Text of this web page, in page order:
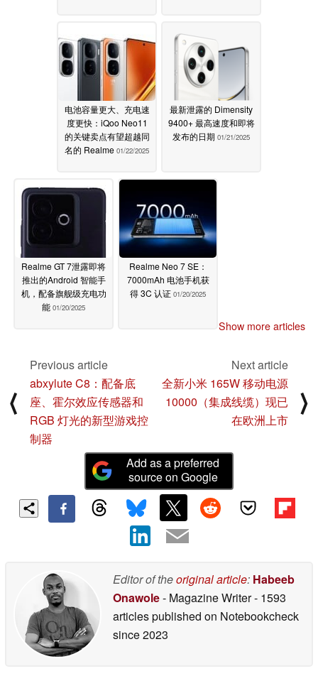
电池容量更大、充电速
度更快：iQoo Neo11
的关键卖点有望超越同
名的 Realme 01/22/2025
最新泄露的 Dimensity
9400+ 最高速度和即将
发布的日期 01/21/2025
Realme GT 7泄露即将
推出的Android 智能手
机，配备旗舰级充电功
能 01/20/2025
Realme Neo 7 SE：
7000mAh 电池手机获
得 3C 认证 01/20/2025
Show more articles
⟨
Previous article
abxylute C8：配备底
座、霍尔效应传感器和
RGB 灯光的新型游戏控
制器
Next article
全新小米 165W 移动电源
10000（集成线缆）现已
在欧洲上市
⟩
Add as a preferred
source on Google
Editor of theoriginal article: Habeeb
Onawole- Magazine Writer- 1593
articles published on Notebookcheck
since 2023